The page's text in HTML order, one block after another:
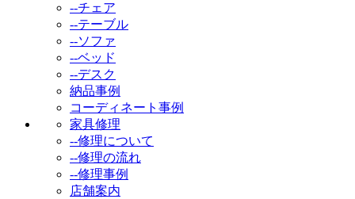
--チェア
--テーブル
--ソファ
--ベッド
--デスク
納品事例
コーディネート事例
家具修理
--修理について
--修理の流れ
--修理事例
店舗案内